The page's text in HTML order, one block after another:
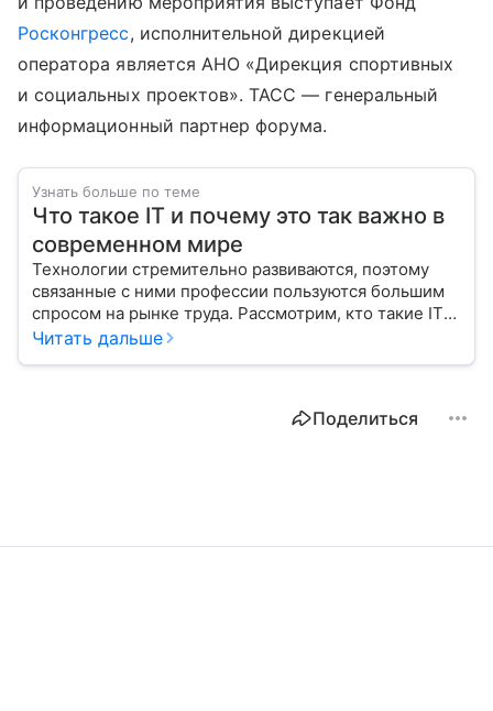
Росконгресс, исполнительной дирекцией
оператора является АНО «Дирекция спортивных
и социальных проектов». ТАСС — генеральный
информационный партнер форума.
Узнать больше по теме
Что такое IT и почему это так важно в
современном мире
Технологии стремительно развиваются, поэтому
связанные с ними профессии пользуются большим
спросом на рынке труда. Рассмотрим, кто такие IT-
специалисты, и узнаем, как попасть в эту сферу
Читать дальше
Поделиться